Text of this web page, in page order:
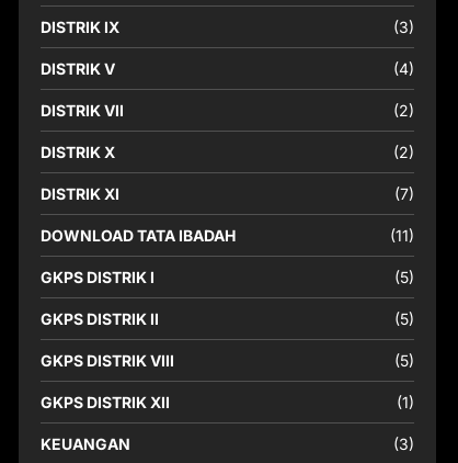
DISTRIK IX (3)
DISTRIK V (4)
DISTRIK VII (2)
DISTRIK X (2)
DISTRIK XI (7)
DOWNLOAD TATA IBADAH (11)
GKPS DISTRIK I (5)
GKPS DISTRIK II (5)
GKPS DISTRIK VIII (5)
GKPS DISTRIK XII (1)
KEUANGAN (3)